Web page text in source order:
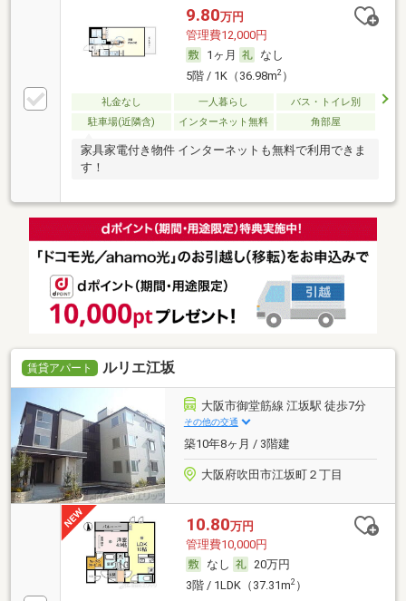
9.80万円
管理費12,000円
1ヶ月
なし
5階 / 1K（36.98m2）
礼金なし 一人暮らし
バス・トイレ別
駐車場(近隣含)
インターネット無料 角部屋
家具家電付き物件 インターネットも無料で利用できま
す！
賃貸アパート ルリエ江坂
大阪市御堂筋線 江坂駅 徒歩7分
その他の交通
築10年8ヶ月 / 3階建
大阪府吹田市江坂町２丁目
10.80万円
管理費10,000円
なし
20万円
3階 / 1LDK（37.31m2）